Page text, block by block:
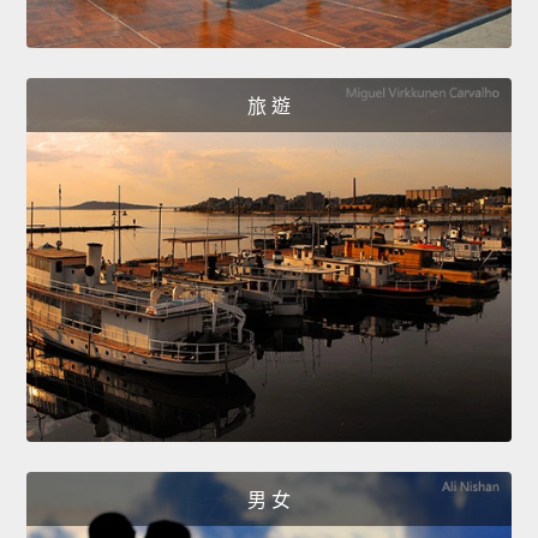
旅 遊
男 女